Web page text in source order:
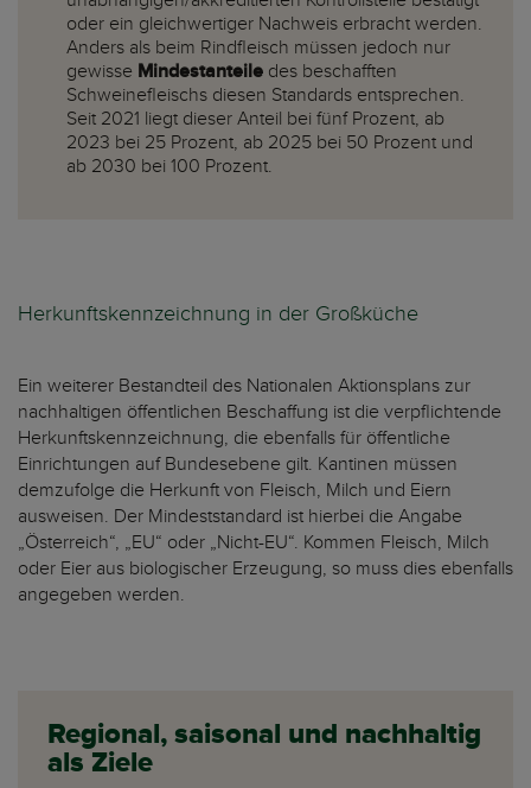
oder ein gleichwertiger Nachweis erbracht werden.
Anders als beim Rindfleisch müssen jedoch nur
gewisse Mindestanteile des beschafften
Schweinefleischs diesen Standards entsprechen.
Seit 2021 liegt dieser Anteil bei fünf Prozent, ab
2023 bei 25 Prozent, ab 2025 bei 50 Prozent und
ab 2030 bei 100 Prozent.
Herkunftskennzeichnung in der Großküche
Ein weiterer Bestandteil des Nationalen Aktionsplans zur
nachhaltigen öffentlichen Beschaffung ist die verpflichtende
Herkunftskennzeichnung, die ebenfalls für öffentliche
Einrichtungen auf Bundesebene gilt. Kantinen müssen
demzufolge die Herkunft von Fleisch, Milch und Eiern
ausweisen. Der Mindeststandard ist hierbei die Angabe
„Österreich“, „EU“ oder „Nicht-EU“. Kommen Fleisch, Milch
oder Eier aus biologischer Erzeugung, so muss dies ebenfalls
angegeben werden.
Regional, saisonal und nachhaltig
als Ziele